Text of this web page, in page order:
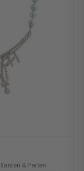
& Perlen